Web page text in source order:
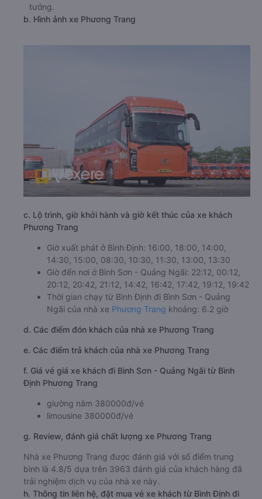
tưởng.
b. Hình ảnh xe Phương Trang
c. Lộ trình, giờ khởi hành và giờ kết thúc của xe khách
Phương Trang
Giờ xuất phát ở Bình Định: 16:00, 18:00, 14:00,
14:30, 15:00, 08:30, 10:30, 11:30, 13:00, 13:30
Giờ đến nơi ở Bình Sơn - Quảng Ngãi: 22:12, 00:12,
20:12, 20:42, 21:12, 14:42, 16:42, 17:42, 19:12, 19:42
Thời gian chạy từ Bình Định đi Bình Sơn - Quảng
Ngãi của nhà xe Phương Trang khoảng: 6.2 giờ
d. Các điểm đón khách của nhà xe Phương Trang
e. Các điểm trả khách của nhà xe Phương Trang
f. Giá vé giá xe khách đi Bình Sơn - Quảng Ngãi từ Bình
Định Phương Trang
giường nằm 380000đ/vé
limousine 380000đ/vé
g. Review, đánh giá chất lượng xe Phương Trang
Nhà xe Phương Trang được đánh giá với số điểm trung
bình là 4.8/5 dựa trên 3963 đánh giá của khách hàng đã
trải nghiệm dịch vụ của nhà xe này.
h. Thông tin liên hệ, đặt mua vé xe khách từ Bình Định đi